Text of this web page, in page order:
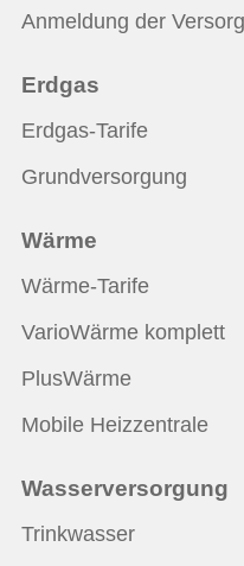
Anmeldung der
Erdgas
Erdgas-Tarife
Grundversorgung
Wärme
Wärme-Tarife
VarioWärme komplett
PlusWärme
Mobile Heizzentrale
Wasserversorgung
Trinkwasser